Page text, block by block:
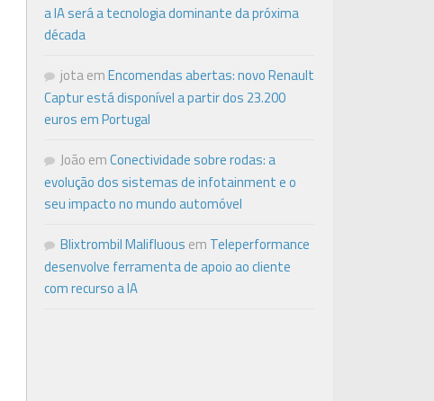
a IA será a tecnologia dominante da próxima
década
jotaemEncomendas abertas: novo Renault
Captur está disponível a partir dos 23.200
euros em Portugal
João emConectividade sobre rodas: a
evolução dos sistemas de infotainment e o
seu impacto no mundo automóvel
Blixtrombil Malifluous em Teleperformance
desenvolve ferramenta de apoio ao cliente
com recurso a IA